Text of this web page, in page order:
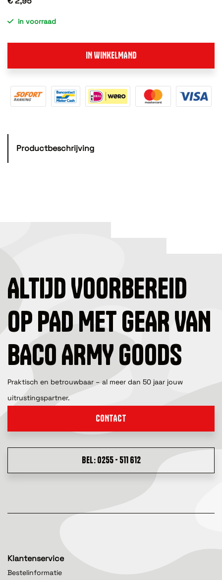
in voorraad
IN WINKELMAND
Productbeschrijving
ALTIJD VOORBEREID
OP PAD MET GEAR VAN
BACO ARMY GOODS
Praktisch en betrouwbaar – al meer dan 50 jaar jouw
uitrustingspartner.
CONTACT
BEL: 0255 - 511 612
Klantenservice
Bestelinformatie